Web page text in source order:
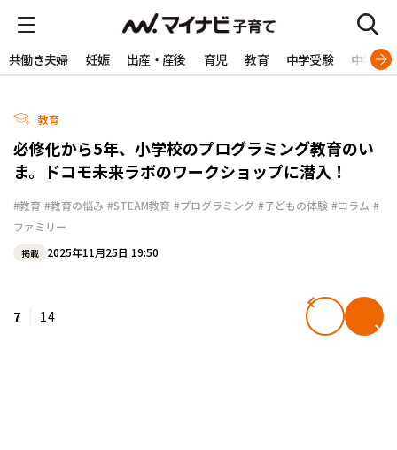
共働き夫婦 妊娠 出産・産後 育児 教育 中学受験 中学生
教育
必修化から5年、小学校のプログラミング教育のい
ま。ドコモ未来ラボのワークショップに潜入！
#教育 #教育の悩み #STEAM教育 #プログラミング #子どもの体験 #コラム #
ファミリー
掲載 2025年11月25日 19:50
7 14